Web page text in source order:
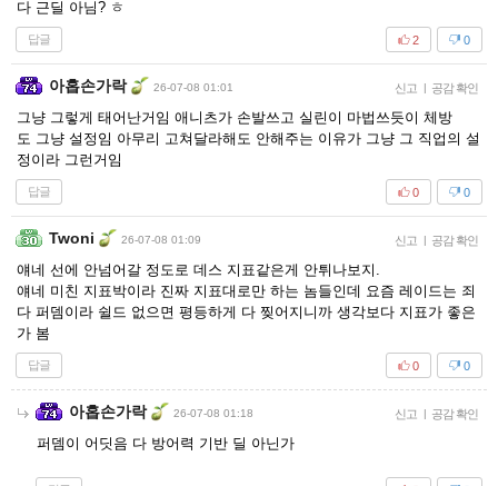
다 근딜 아님? ㅎ
답글 0
2
아홉손가락 26-07-08 01:01 신고 | 공감 확인
그냥 그렇게 태어난거임 애니츠가 손발쓰고 실린이 마법쓰듯이 체방
도 그냥 설정임 아무리 고쳐달라해도 안해주는 이유가 그냥 그 직업의 설
정이라 그런거임
답글 0
0
Twoni 26-07-08 01:09 신고 | 공감 확인
얘네 선에 안넘어갈 정도로 데스 지표같은게 안튀나보지.
얘네 미친 지표박이라 진짜 지표대로만 하는 놈들인데 요즘 레이드는 죄
다 퍼뎀이라 쉴드 없으면 평등하게 다 찢어지니까 생각보다 지표가 좋은
가 봄
답글 0
0
아홉손가락 26-07-08 01:18 신고 | 공감 확인
퍼뎀이 어딧음 다 방어력 기반 딜 아닌가